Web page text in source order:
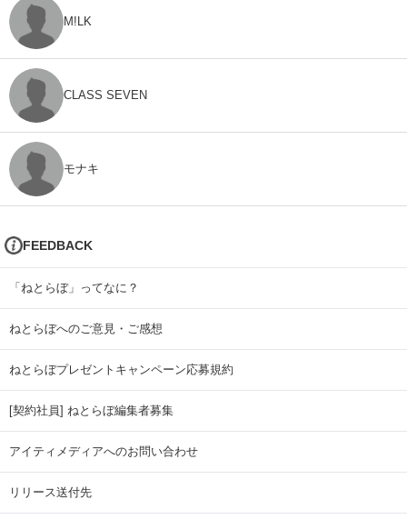
M!LK
CLASS SEVEN
モナキ
FEEDBACK
「ねとらぼ」ってなに？
ねとらぼへのご意見・ご感想
ねとらぼプレゼントキャンペーン応募規約
[契約社員] ねとらぼ編集者募集
アイティメディアへのお問い合わせ
リリース送付先